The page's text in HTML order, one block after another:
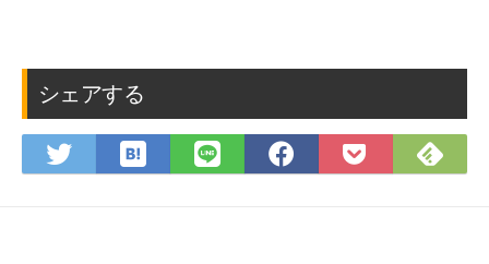
シェアする
Twitter
で
は
て
LINE
で
Facebook
で
Pocket
に
で